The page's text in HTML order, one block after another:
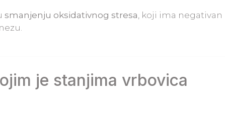
smanjenju oksidativnog stresa , koji ima negativan
je stanjima vrbovica